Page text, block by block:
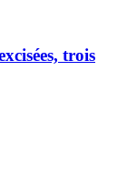
trois